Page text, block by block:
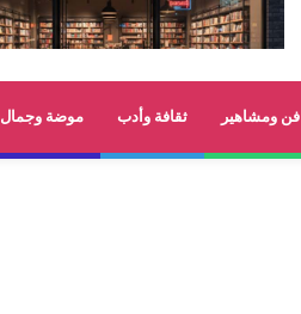
فن ومشاهير ثقافة وأدب موضة وجمال